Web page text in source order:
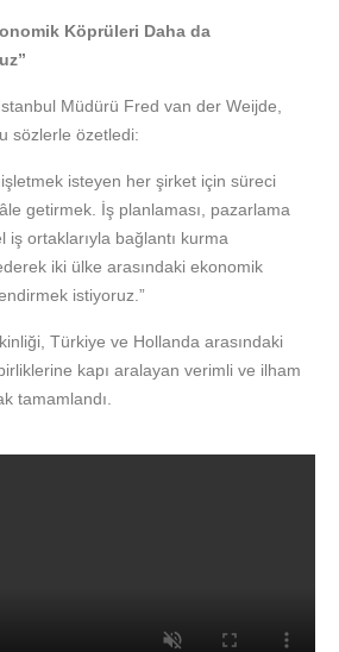
Köprüleri Daha da
Müdürü Fred van der Weijde,
sözlerle özetledi:
isteyen her şirket için süreci
getirmek. İş planlaması, pazarlama
ortaklarıyla bağlantı kurma
iki ülke arasındaki ekonomik
istiyoruz.”
Türkiye ve Hollanda arasındaki
kapı aralayan verimli ve ilham
tamamlandı.